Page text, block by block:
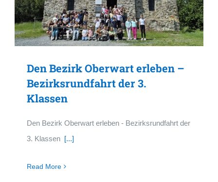
Den Bezirk Oberwart erleben –
Bezirksrundfahrt der 3.
Klassen
Den Bezirk Oberwart erleben - Bezirksrundfahrt der
3. Klassen [...]
Read More